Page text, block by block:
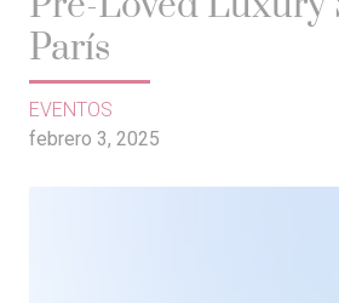
París
febrero 3, 2025
EVENTOS